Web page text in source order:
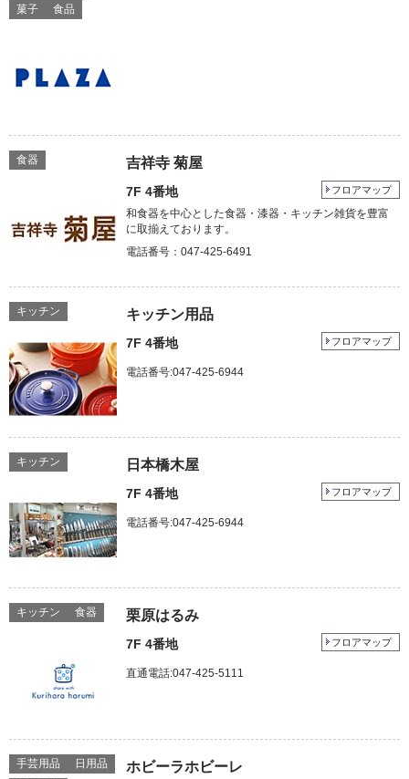
菓子
食品
食器 吉祥寺 菊屋
7F 4番地 フロアマップ
和食器を中心とした食器・漆器・キッチン雑貨を豊富
に取揃えております。
電話番号：047-425-6491
キッチン キッチン用品
7F 4番地 フロアマップ
電話番号:047-425-6944
キッチン 日本橋木屋
7F 4番地 フロアマップ
電話番号:047-425-6944
キッチン 食器 栗原はるみ
7F 4番地 フロアマップ
直通電話:047-425-5111
手芸用品
日用品
ホビーラホビーレ